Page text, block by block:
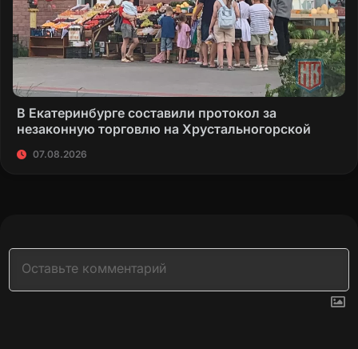
В Екатеринбурге составили протокол за
незаконную торговлю на Хрустальногорской
07.08.2026